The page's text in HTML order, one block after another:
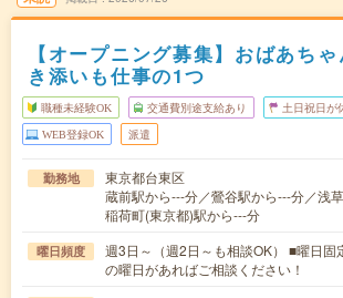
【オープニング募集】おばあち
き添いも仕事の1つ
職種未経験OK 交通費別途支給あり 土日祝日が
WEB登録OK 派遣
勤務地
東京都台東区
蔵前駅から---分／鶯谷駅から---分／浅
稲荷町(東京都)駅から---分
曜日頻度
週3日～（週2日～も相談OK） ■曜日固
の曜日があればご相談ください！